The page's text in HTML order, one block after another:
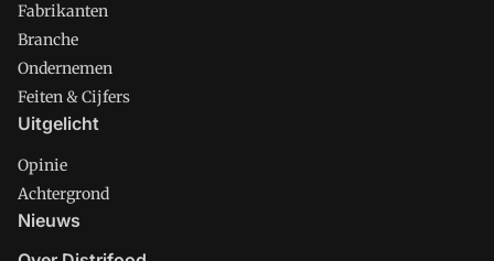
Fabrikanten
Branche
Ondernemen
Feiten & Cijfers
Uitgelicht
Opinie
Achtergrond
Nieuws